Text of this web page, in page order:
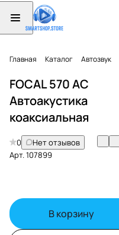
Главная Каталог Автозвук
FOCAL 570 AC
Автоакустика
коаксиальная
0
Нет отзывов
Арт.107899
В корзину